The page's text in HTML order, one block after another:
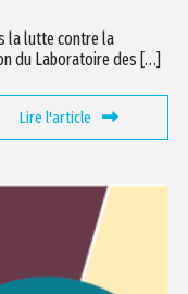
la lutte contre la
du Laboratoire des […]
Lire l'article